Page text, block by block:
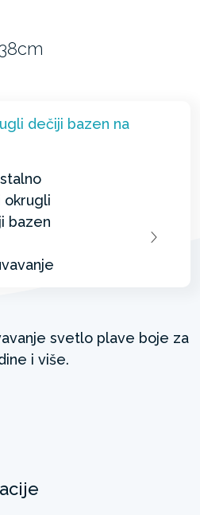
svetlo plave boje za
i više.